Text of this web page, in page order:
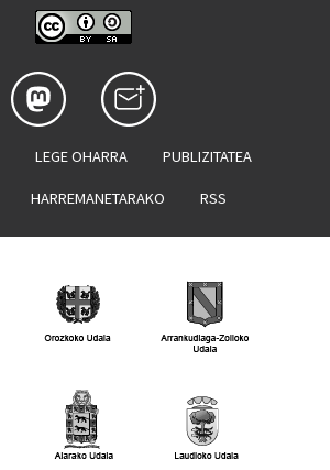
LEGE OHARRA PUBLIZITATEA
HARREMANETARAKO RSS